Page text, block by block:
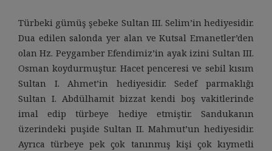
Türbeki gümüş şebeke Sultan III. Selim’in hediyesidir.
Dua edilen salonda yer alan ve Kutsal Emanetler’den
olan Hz. Peygamber Efendimiz’in ayak izini Sultan III.
Osman koydurmuştur. Hacet penceresi ve sebil kısım
Sultan I. Ahmet’in hediyesidir. Sedef parmaklığı
Sultan I. Abdülhamit bizzat kendi boş vakitlerinde
imal edip türbeye hediye etmiştir. Sandukanın
üzerindeki puşide Sultan II. Mahmut’un hediyesidir.
Ayrıca türbeye pek çok tanınmış kişi çok kıymetli